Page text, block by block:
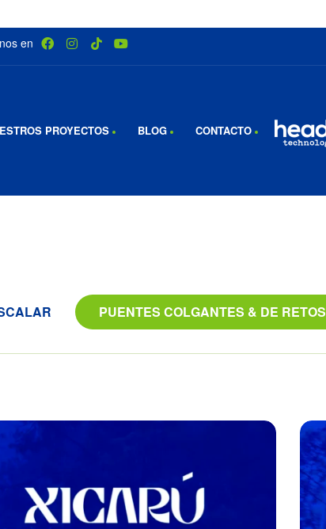
en
PROYECTOS BLOG CONTACTO
PUENTES COLGANTES & DE RETOS